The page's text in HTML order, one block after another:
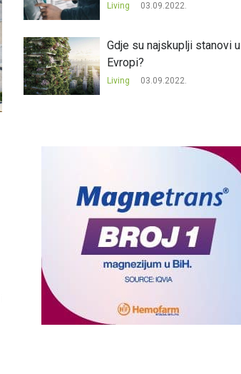
Living 03.09.2022.
Gdje su najskuplji stanovi u
Evropi?
Living 03.09.2022.